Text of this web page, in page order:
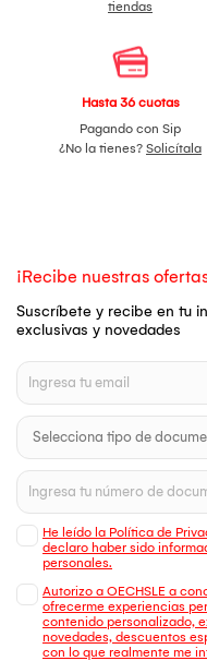
tiendas
Hasta 36 cuotas
Pagando con Sip
¿No la tienes? Solicítala
¡Recibe nuestras
Suscríbete y recibe en tu
exclusivas y novedades
He leído la Política de
declaro haber sido
personales.
Autorizo a OECHSLE a
ofrecerme experiencias
contenido personalizado,
novedades, descuentos
con lo que realmente me